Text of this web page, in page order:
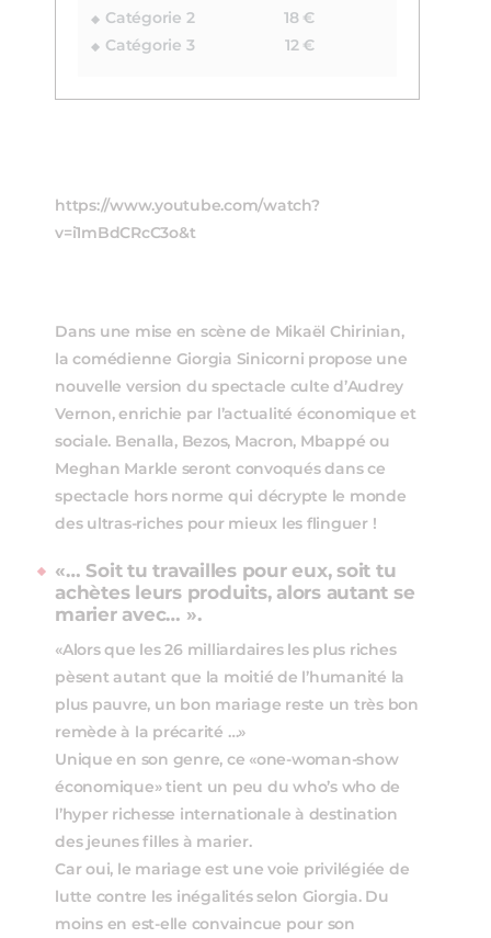
Catégorie 2
18 €
Catégorie 3
12 €
https://www.youtube.com/watch?
v=i1mBdCRcC3o&t
Dans une mise en scène de Mikaël Chirinian,
la comédienne Giorgia Sinicorni propose une
nouvelle version du spectacle culte d’Audrey
Vernon, enrichie par l’actualité économique et
sociale. Benalla, Bezos, Macron, Mbappé ou
Meghan Markle seront convoqués dans ce
spectacle hors norme qui décrypte le monde
des ultras-riches pour mieux les flinguer !
«… Soit tu travailles pour eux, soit tu
achètes leurs produits, alors autant se
marier avec… ».
«Alors que les 26 milliardaires les plus riches
pèsent autant que la moitié de l’humanité la
plus pauvre, un bon mariage reste un très bon
remède à la précarité …»
Unique en son genre, ce «one-woman-show
économique» tient un peu du who’s who de
l’hyper richesse internationale à destination
des jeunes filles à marier.
Car oui, le mariage est une voie privilégiée de
lutte contre les inégalités selon Giorgia. Du
moins en est-elle convaincue pour son